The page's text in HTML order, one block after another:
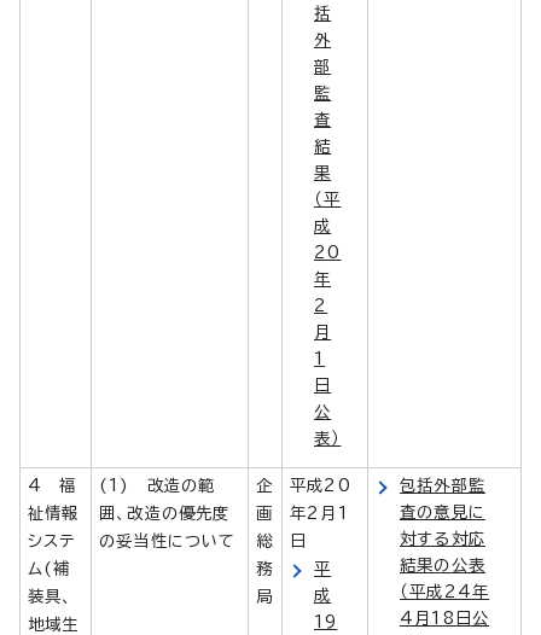
括
外
部
監
査
結
果
（平
成
20
年
2
月
1
日
公
表）
4 福
祉情報
システ
ム(補
装具、
地域生
(1) 改造の範
囲、改造の優先度
の妥当性について
企
画
総
務
局
平成20
年2月1
日
平
成
19
包括外部監
査の意見に
対する対応
結果の公表
（平成24年
4月18日公